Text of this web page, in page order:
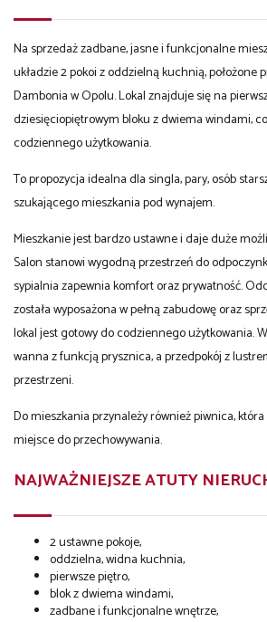
Na sprzedaż zadbane, jasne i funkcjonalne
układzie 2 pokoi z oddzielną kuchnią, położone
Dambonia w Opolu. Lokal znajduje się na
dziesięciopiętrowym bloku z dwiema windami,
codziennego użytkowania.
To propozycja idealna dla singla, pary, osób
szukającego mieszkania pod wynajem.
Mieszkanie jest bardzo ustawne i daje duże
Salon stanowi wygodną przestrzeń do
sypialnia zapewnia komfort oraz prywatność.
została wyposażona w pełną zabudowę oraz
lokal jest gotowy do codziennego użytkowania.
wanna z funkcją prysznica, a przedpokój z
przestrzeni.
Do mieszkania przynależy również piwnica,
miejsce do przechowywania.
NAJWAŻNIEJSZE ATUTY
2 ustawne pokoje,
oddzielna, widna kuchnia,
pierwsze piętro,
blok z dwiema windami,
zadbane i funkcjonalne wnętrze,